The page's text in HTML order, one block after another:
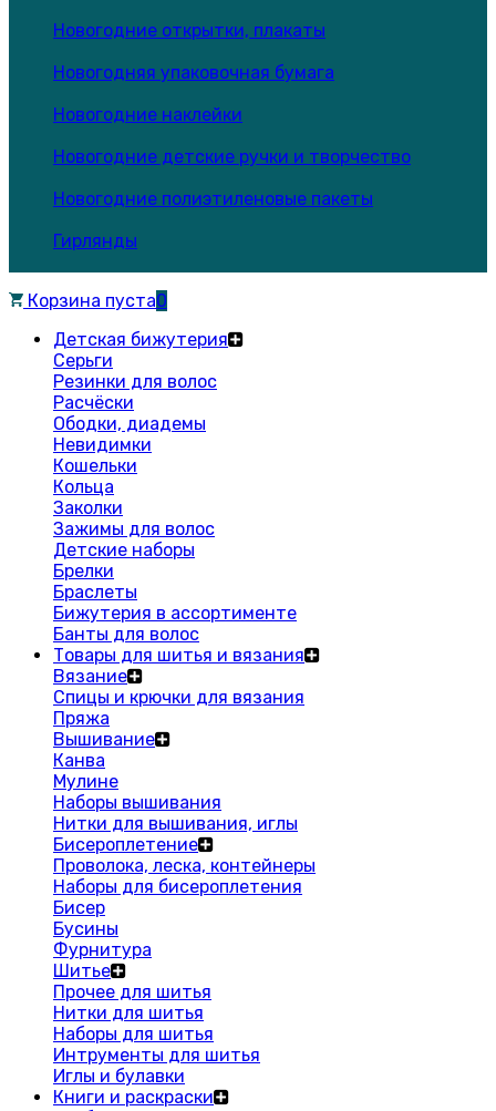
Новогодние открытки, плакаты
Новогодняя упаковочная бумага
Новогодние наклейки
Новогодние детские ручки и творчество
Новогодние полиэтиленовые пакеты
Гирлянды
Корзина пуста0
Детская бижутерия
Серьги
Резинки для волос
Расчёски
Ободки, диадемы
Невидимки
Кошельки
Кольца
Заколки
Зажимы для волос
Детские наборы
Брелки
Браслеты
Бижутерия в ассортименте
Банты для волос
Товары для шитья и вязания
Вязание
Спицы и крючки для вязания
Пряжа
Вышивание
Канва
Мулине
Наборы вышивания
Нитки для вышивания, иглы
Бисероплетение
Проволока, леска, контейнеры
Наборы для бисероплетения
Бисер
Бусины
Фурнитура
Шитье
Прочее для шитья
Нитки для шитья
Наборы для шитья
Интрументы для шитья
Иглы и булавки
Книги и раскраски